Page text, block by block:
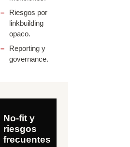
Riesgos por
linkbuilding
opaco.
Reporting y
governance.
No-fit y
riesgos
frecuentes